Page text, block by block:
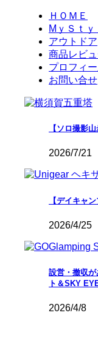
ＨＯＭＥ
MｙＳｔｙ
アウトドア
商品レビ
プロフィ
お問い合せ
【ソロ撮影
2026/7/21
【デイキャ
2026/4/25
設営・撤収
ト＆SKY
2026/4/8